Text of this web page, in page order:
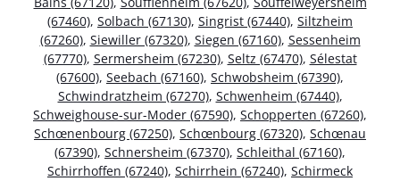
(67460), Solbach (67130), Singrist (67440), Siltzheim
(67260), Siewiller (67320), Siegen (67160), Sessenheim
(67770), Sermersheim (67230), Seltz (67470), Sélestat
(67600), Seebach (67160), Schwobsheim (67390),
Schwindratzheim (67270), Schwenheim (67440),
Schweighouse-sur-Moder (67590), Schopperten (67260),
Schœnenbourg (67250), Schœnbourg (67320), Schœnau
(67390), Schnersheim (67370), Schleithal (67160),
Schirrhoffen (67240), Schirrhein (67240), Schirmeck